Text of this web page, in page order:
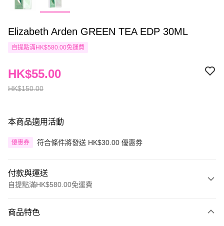
Elizabeth Arden GREEN TEA EDP 30ML
自提點滿HK$580.00免運費
HK$150.00
HK$55.00
本商品適用活動
優惠券 符合條件將發送 HK$30.00 優惠券
付款與運送
自提點滿HK$580.00免運費
信用卡
商品特色